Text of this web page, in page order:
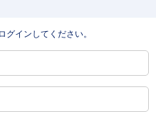
グインしてください。